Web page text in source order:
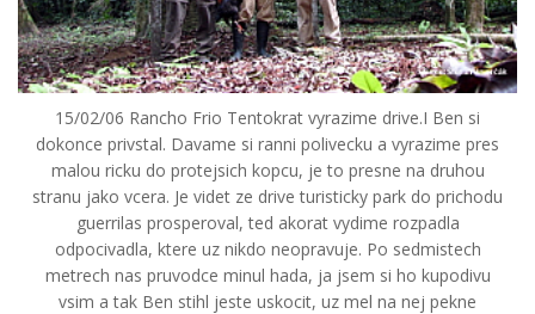
15/02/06 Rancho Frio Tentokrat vyrazime drive.I Ben si
dokonce privstal. Davame si ranni polivecku a vyrazime pres
malou ricku do protejsich kopcu, je to presne na druhou
stranu jako vcera. Je videt ze drive turisticky park do prichodu
guerrilas prosperoval, ted akorat vydime rozpadla
odpocivadla, ktere uz nikdo neopravuje. Po sedmistech
metrech nas pruvodce minul hada, ja jsem si ho kupodivu
vsim a tak Ben stihl jeste uskocit, uz mel na nej pekne